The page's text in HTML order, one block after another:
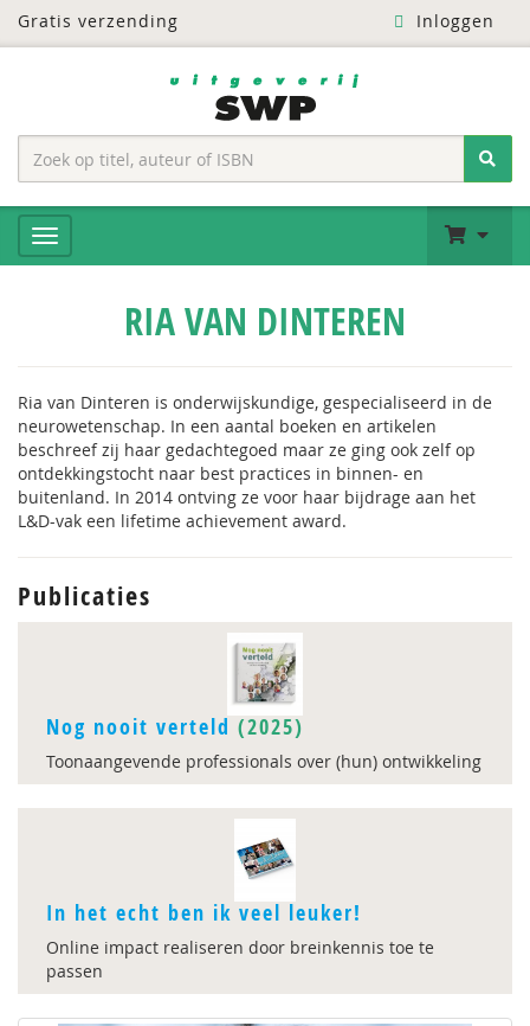
Gratis verzending Inloggen
RIA VAN DINTEREN
Ria van Dinteren is onderwijskundige, gespecialiseerd in de
neurowetenschap. In een aantal boeken en artikelen
beschreef zij haar gedachtegoed maar ze ging ook zelf op
ontdekkingstocht naar best practices in binnen- en
buitenland. In 2014 ontving ze voor haar bijdrage aan het
L&D-vak een lifetime achievement award.
Publicaties
Nog nooit verteld (2025)
Toonaangevende professionals over (hun) ontwikkeling
In het echt ben ik veel leuker!
Online impact realiseren door breinkennis toe te
passen